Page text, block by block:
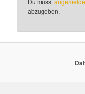
Du musst
abzugeben.